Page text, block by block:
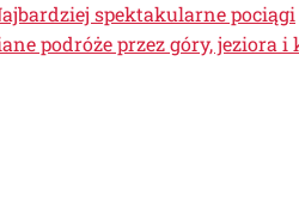
spektakularne pociągi
podróże przez góry, jeziora i